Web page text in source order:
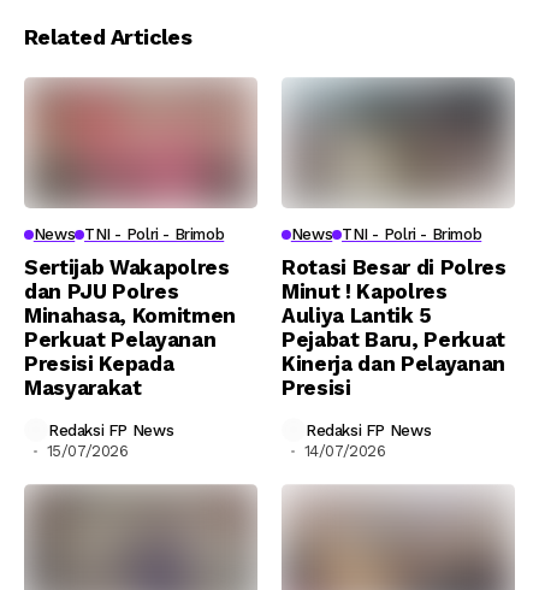
Related Articles
News TNI - Polri - Brimob
Sertijab Wakapolres
dan PJU Polres
Minahasa, Komitmen
Perkuat Pelayanan
Presisi Kepada
Masyarakat
Redaksi FP News
15/07/2026
News TNI - Polri - Brimob
Rotasi Besar di Polres
Minut ! Kapolres
Auliya Lantik 5
Pejabat Baru, Perkuat
Kinerja dan Pelayanan
Presisi
Redaksi FP News
14/07/2026